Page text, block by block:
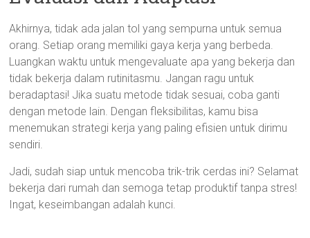
Akhirnya, tidak ada jalan tol yang sempurna untuk semua
orang. Setiap orang memiliki gaya kerja yang berbeda.
Luangkan waktu untuk mengevaluate apa yang bekerja dan
tidak bekerja dalam rutinitasmu. Jangan ragu untuk
beradaptasi! Jika suatu metode tidak sesuai, coba ganti
dengan metode lain. Dengan fleksibilitas, kamu bisa
menemukan strategi kerja yang paling efisien untuk dirimu
sendiri.
Jadi, sudah siap untuk mencoba trik-trik cerdas ini? Selamat
bekerja dari rumah dan semoga tetap produktif tanpa stres!
Ingat, keseimbangan adalah kunci.